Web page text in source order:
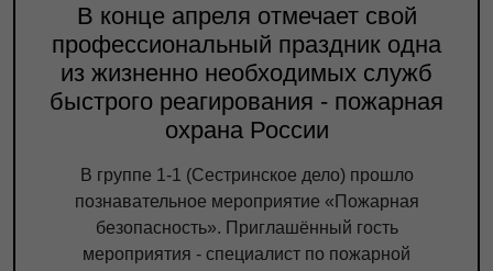
В конце апреля отмечает свой
профессиональный праздник одна
из жизненно необходимых служб
быстрого реагирования - пожарная
охрана России
В группе 1-1 (Сестринское дело) прошло
познавательное мероприятие «Пожарная
безопасность». Приглашённый гость
мероприятия - специалист по пожарной